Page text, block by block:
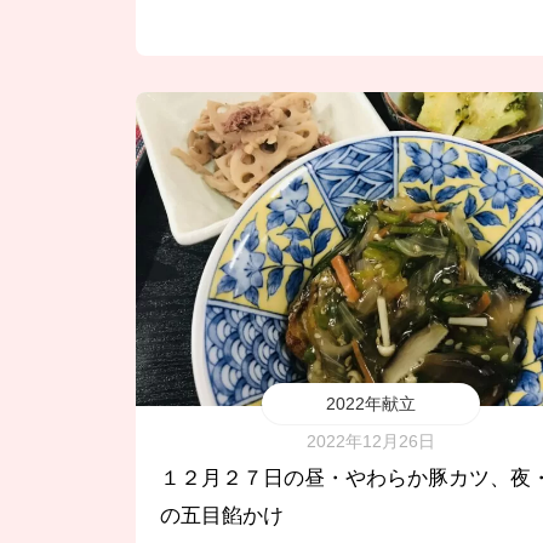
2022年献立
2022年12月26日
１２月２７日の昼・やわらか豚カツ、夜
の五目餡かけ